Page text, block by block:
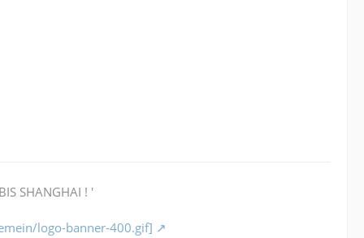
SHANGHAI ! '
logo-banner-400.gif]